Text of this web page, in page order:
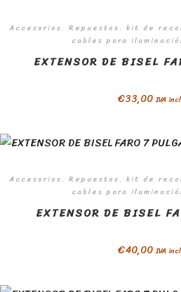
Accesorios. Repuestos. kit de
cables para
EXTENSOR DE BISEL
€33,00 IVA
Accesorios. Repuestos. kit de
cables para
EXTENSOR DE BISEL
€40,00 IVA